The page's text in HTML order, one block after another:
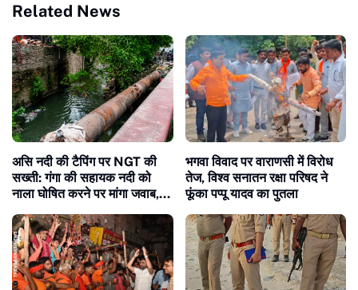
Related News
असि नदी की टैपिंग पर NGT की
सख्ती: गंगा की सहायक नदी को
नाला घोषित करने पर मांगा जवाब,
भगवा विवाद पर वाराणसी में विरोध
तेज, विश्व सनातन रक्षा परिषद ने
फूंका पप्पू यादव का पुतला